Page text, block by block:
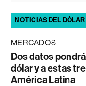
NOTICIAS DEL DÓLAR
MERCADOS
Dos datos
dólar y a estas
América Latina